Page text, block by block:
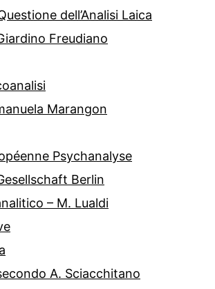
dell’Analisi Laica
Freudiano
Marangon
Psychanalyse
Berlin
– M. Lualdi
A. Sciacchitano